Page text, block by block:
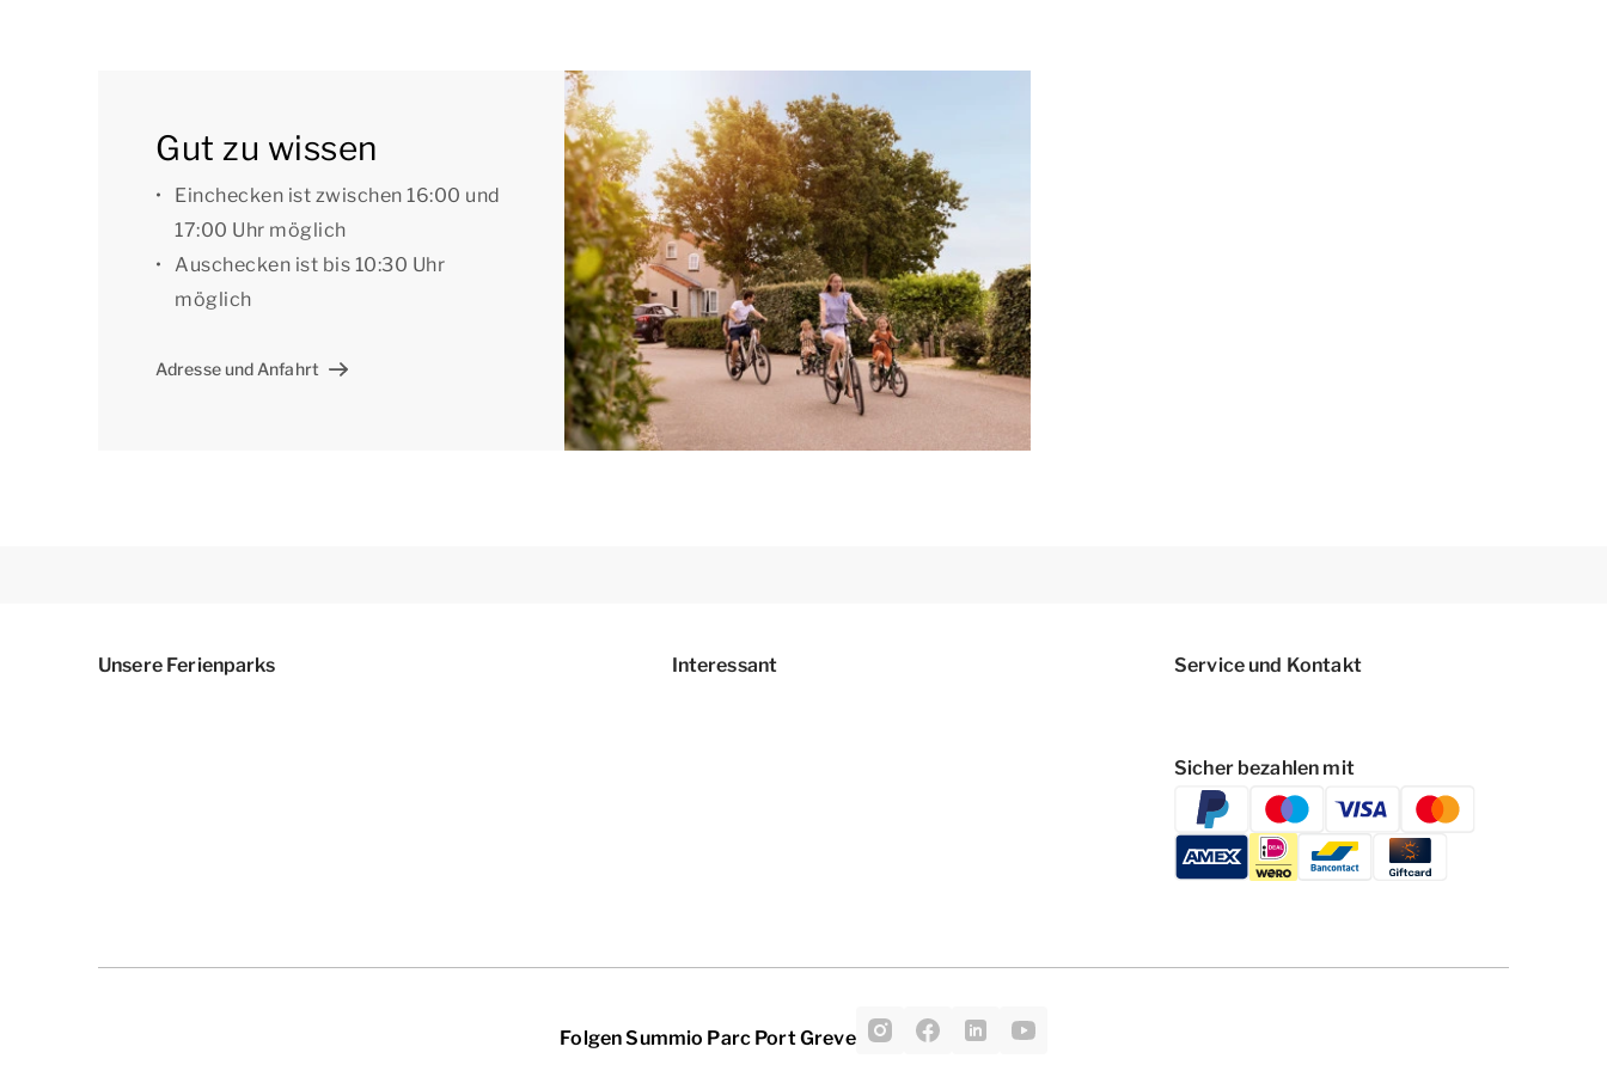
maximal 2 Autos. Außerdem befinden sich im Park zentrale Parkplätze.
[i]Die Unterkünfte können anders eingeteilt und eingerichtet sein. Grundrisse und Abbildungen
Gut zu wissen
Einchecken ist zwischen 16:00 und
17:00 Uhr möglich
Auschecken ist bis 10:30 Uhr
möglich
Adresse und Anfahrt
Unsere Ferienparks Interessant Service und Kontakt
Sicher bezahlen mit
Folgen Summio Parc Port Greve